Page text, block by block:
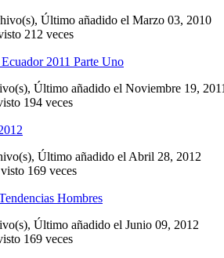
Último añadido el Marzo 03, 2010
212 veces
2011 Parte Uno
Último añadido el Noviembre 19,
194 veces
Último añadido el Abril 28, 2012
169 veces
Hombres
Último añadido el Junio 09, 2012
169 veces